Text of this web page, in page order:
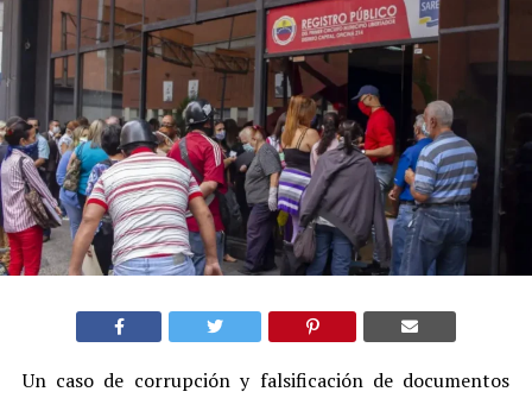
Un caso de corrupción y falsificación de documentos